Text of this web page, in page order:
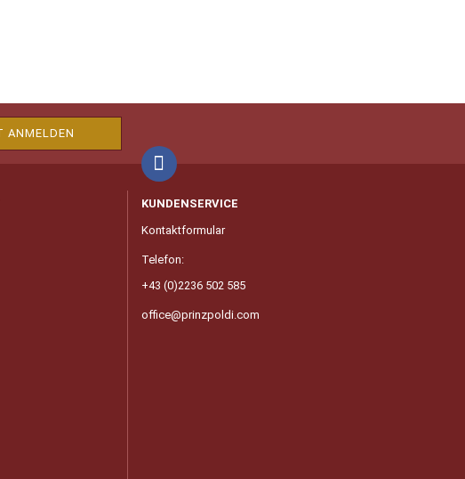
KUNDENSERVICE
Kontaktformular
Telefon:
+43 (0)2236 502 585
office@prinzpoldi.com